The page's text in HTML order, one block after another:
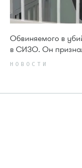
Обвиняемого в
в СИЗО. Он
НОВОСТИ